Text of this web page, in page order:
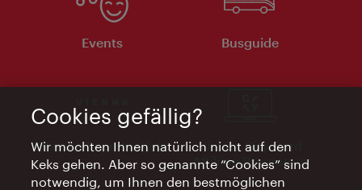
Events Busguide
Vienna Experts Club
Vienna City Card
Affiliate Programm
Cookies gefällig?
Wir möchten Ihnen natürlich nicht auf den
Keks gehen. Aber so genannte “Cookies” sind
notwendig, um Ihnen den bestmöglichen